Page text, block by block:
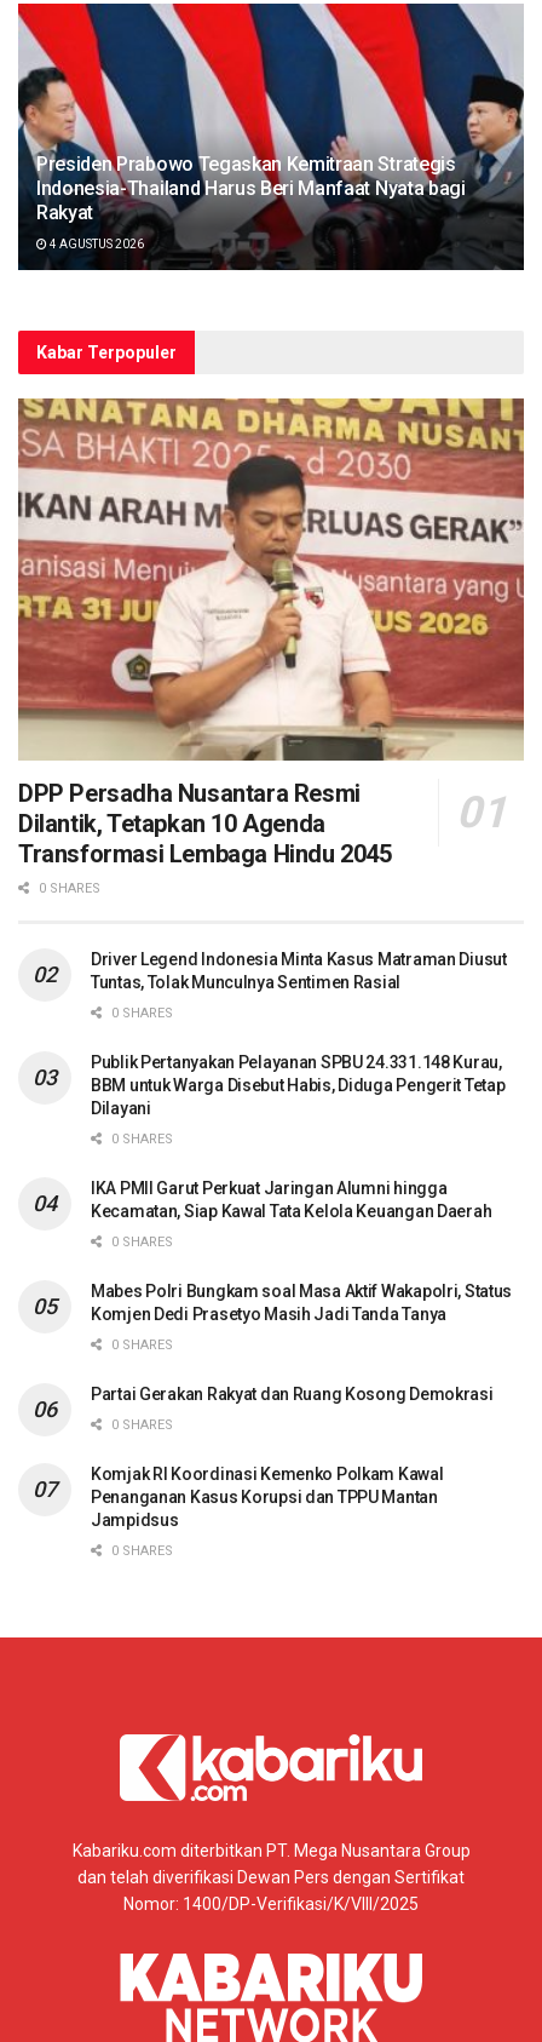
Presiden Prabowo Tegaskan Kemitraan Strategis
Indonesia-Thailand Harus Beri Manfaat Nyata bagi
Rakyat
4 AGUSTUS 2026
Kabar Terpopuler
DPP Persadha Nusantara Resmi
Dilantik, Tetapkan 10 Agenda
Transformasi Lembaga Hindu 2045
0 SHARES
Driver Legend Indonesia Minta Kasus Matraman Diusut
Tuntas, Tolak Munculnya Sentimen Rasial
0 SHARES
Publik Pertanyakan Pelayanan SPBU 24.331.148 Kurau,
BBM untuk Warga Disebut Habis, Diduga Pengerit Tetap
Dilayani
0 SHARES
IKA PMII Garut Perkuat Jaringan Alumni hingga
Kecamatan, Siap Kawal Tata Kelola Keuangan Daerah
0 SHARES
Mabes Polri Bungkam soal Masa Aktif Wakapolri, Status
Komjen Dedi Prasetyo Masih Jadi Tanda Tanya
0 SHARES
Partai Gerakan Rakyat dan Ruang Kosong Demokrasi
0 SHARES
Komjak RI Koordinasi Kemenko Polkam Kawal
Penanganan Kasus Korupsi dan TPPU Mantan
Jampidsus
0 SHARES
Kabariku.com diterbitkan PT. Mega Nusantara Group
dan telah diverifikasi Dewan Pers dengan Sertifikat
Nomor: 1400/DP-Verifikasi/K/VIII/2025